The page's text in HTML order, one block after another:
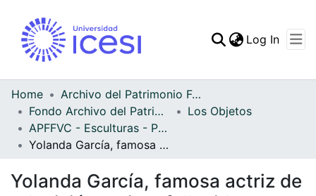
Statistics
Log In
Home
Archivo del Patrimonio Fotográfico y Fílmico del Valle del Cauca
Fondo Archivo del Patrimonio Fotográfico y Fílmico del Valle del Cauca
Los Objetos
APFFVC - Esculturas - Patrimonial
Yolanda García, famosa actriz de televisión y cine, fallecida en 2008
Yolanda García, famosa actriz de